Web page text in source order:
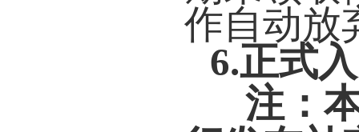
作自动放
6.正式
注：